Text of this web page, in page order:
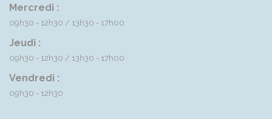
Mercredi :
09h30 - 12h30 13h30 - 17h00
Jeudi :
09h30 - 12h30 13h30 - 17h00
Vendredi :
09h30 - 12h30